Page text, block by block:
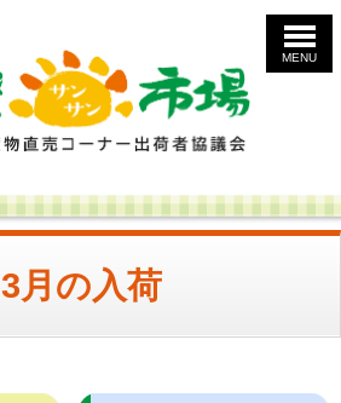
MENU
3月の入荷